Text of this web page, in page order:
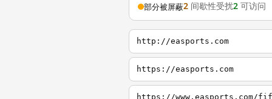
部分被屏蔽2 间歇性受扰2 可访问
http://easports.com
https://easports.com
https://www.easports.com/